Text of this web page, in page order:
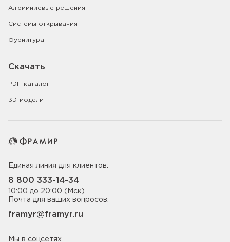
Алюминиевые решения
Системы открывания
Фурнитура
Скачать
PDF-каталог
3D-модели
Единая линия для клиентов:
8 800 333-14-34
10:00 до 20:00 (Мск)
Почта для ваших вопросов:
framyr@framyr.ru
Мы в соцсетях